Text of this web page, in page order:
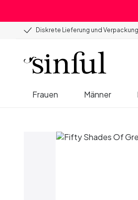
Diskrete Lieferung und Verpackung
Frauen Männer